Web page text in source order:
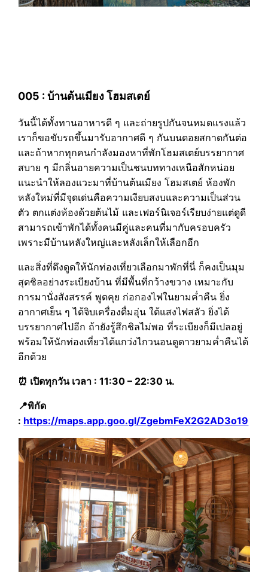
005 : บ้านต้นเมียง โฮมสเตย์
วันนี้ได้ทั้งทานอาหารดี ๆ และถ่ายรูปกันจนหมดแรงแล้ว
เราก็ขอขับรถขึ้นมารับอากาศดี ๆ กันบนดอยสกาดกันต่อ
และถ้าหากทุกคนกำลังมองหาที่พักโฮมสเตย์บรรยากาศ
สบาย ๆ มีกลิ่นอายความเป็นชนบททางเหนือสักหน่อย
แนะนำให้ลองแวะมาที่บ้านต้นเมียง โฮมสเตย์ ห้องพัก
หลังใหม่ที่มีจุดเด่นคือความเงียบสงบและความเป็นส่วน
ตัว ตกแต่งห้องด้วยต้นไม้ และเฟอร์นิเจอร์เรียบง่ายแต่ดูดี
สามารถเข้าพักได้ทั้งคนมีคู่และคนที่มากับครอบครัว
เพราะมีบ้านหลังใหญ่และหลังเล็กให้เลือกอีก
และสิ่งที่ดึงดูดให้นักท่องเที่ยวเลือกมาพักที่นี่ ก็คงเป็นมุม
สุดชิลอย่างระเบียงบ้าน ที่มีพื้นที่กว้างขวาง เหมาะกับ
การมานั่งสังสรรค์ พูดคุย ก่อกองไฟในยามค่ำคืน ยิ่ง
อากาศเย็น ๆ ได้จิบเครื่องดื่มอุ่น ใต้แสงไฟสลัว ยิ่งได้
บรรยากาศไปอีก ถ้ายังรู้สึกชิลไม่พอ ที่ระเบียงก็มีเปลอยู่
พร้อมให้นักท่องเที่ยวได้แกว่งไกวนอนดูดาวยามค่ำคืนได้
อีกด้วย
⏰ เปิดทุกวัน เวลา : 11:30 – 22:30 น.
📍พิกัด
: https://maps.app.goo.gl/ZgebmFeX2G2AD3o19